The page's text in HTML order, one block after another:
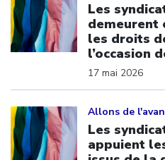
Les
demeurent
les droits
l’occasion
17 mai 2026
Allons de
Les
appuient